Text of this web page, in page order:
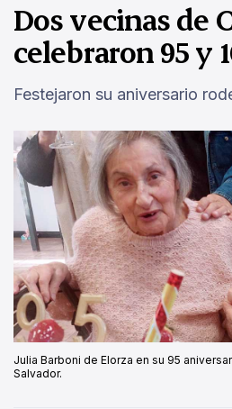
Dos vecinas de
celebraron 95 y
Festejaron su aniversario
Julia Barboni de Elorza en su 95
Salvador.